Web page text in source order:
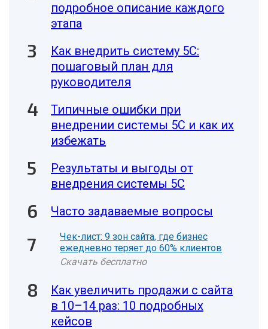
подробное описание каждого
этапа
Как внедрить систему 5С:
пошаговый план для
руководителя
Типичные ошибки при
внедрении системы 5С и как их
избежать
Результаты и выгоды от
внедрения системы 5С
Часто задаваемые вопросы
Чек-лист: 9 зон сайта, где бизнес
ежедневно теряет до 60% клиентов
Скачать бесплатно
Как увеличить продажи с сайта
в 10–14 раз: 10 подробных
кейсов